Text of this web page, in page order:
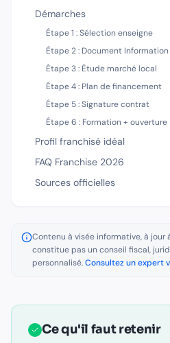
Démarches
Étape 1 : Sélection enseigne
Étape 2 : Document
Étape 3 : Étude marché local
Étape 4 : Plan de financement
Étape 5 : Signature contrat
Étape 6 : Formation + ouverture
Profil franchisé idéal
FAQ Franchise 2026
Sources officielles
Contenu à visée informative, à
constitue pas un conseil fiscal,
personnalisé.Consultez un expert
Ce qu'il faut retenir